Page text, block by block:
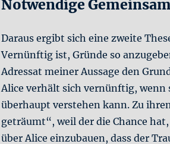
Notwendige
Daraus ergibt sich eine zweite
Vernünftig ist, Gründe so
Adressat meiner Aussage den
Alice verhält sich vernünftig, wenn
überhaupt verstehen kann. Zu
geträumt“, weil der die Chance
über Alice einzubauen, dass der